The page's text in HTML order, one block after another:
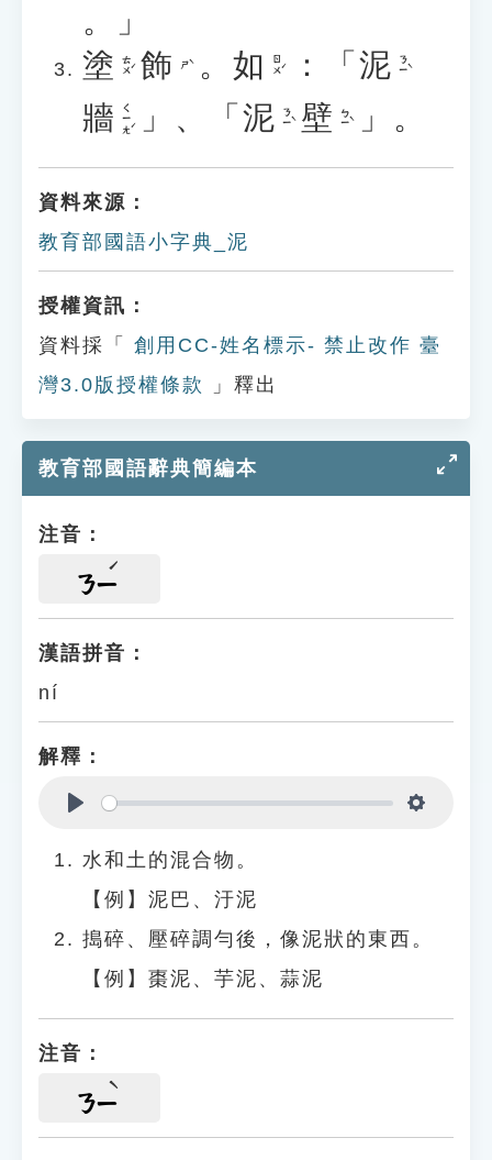
。」
塗 ㄊㄨˊ 飾 ㄕˋ 。 如 ㄖㄨˊ ：「 泥 ㄋㄧˋ
牆 ㄑㄧㄤˊ 」、「 泥 ㄋㄧˋ 壁 ㄅㄧˋ 」。
資料來源：
教育部國語小字典_泥
授權資訊：
資料採「
創用CC-姓名標示- 禁止改作 臺
灣3.0版授權條款
」釋出
教育部國語辭典簡編本
注音：
ㄋㄧ
漢語拼音：
ní
解釋：
水和土的混合物。
【例】泥巴、汙泥
搗碎、壓碎調勻後，像泥狀的東西。
【例】棗泥、芋泥、蒜泥
注音：
ㄋㄧ